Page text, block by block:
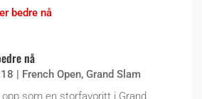
nå
| French Open, Grand Slam
som en storfavoritt i Grand